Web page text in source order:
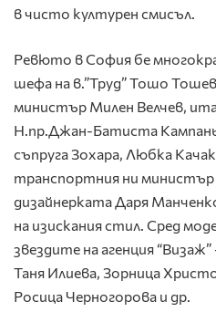
в чисто културен смисъл.
Ревюто в София бе
шефа на в.”Труд” Тошо
министър Милен Велчев,
Н.пр.Джан-Батиста
съпруга Зохара, Любка
транспортния ни министър
дизайнерката Даря
на изискания стил. Сред
звездите на агенция
Таня Илиева, Зорница
Росица Черногорова и др.